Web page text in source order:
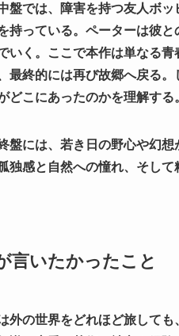
盤では、障害を持つ友人ボ
持っている。ペーターは彼
いく。ここで本作は単なる
最終的には再び故郷へ戻る
どこにあったのかを理解する
盤には、若き日の野心や幻
独感と自然への憧れ、そし
言いたかったこと
外の世界をどれほど旅して